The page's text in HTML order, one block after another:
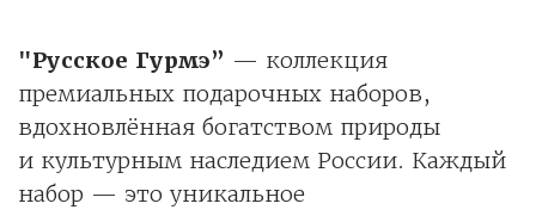
"Русское Гурмэ” — коллекция
премиальных подарочных наборов,
вдохновлённая богатством природы
и культурным наследием России. Каждый
набор — это уникальное